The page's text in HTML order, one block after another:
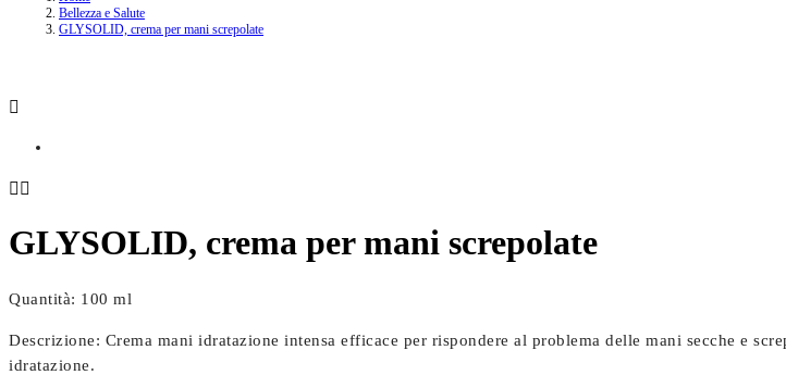
Bellezza e Salute
GLYSOLID, crema per mani screpolate

 
GLYSOLID, crema per mani screpolate
Quantità: 100 ml
Descrizione: Crema mani idratazione intensa efficace per rispondere al problema delle mani secche e
idratazione.